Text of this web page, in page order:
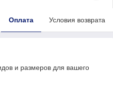
Оплата Условия возврата
и размеров для вашего